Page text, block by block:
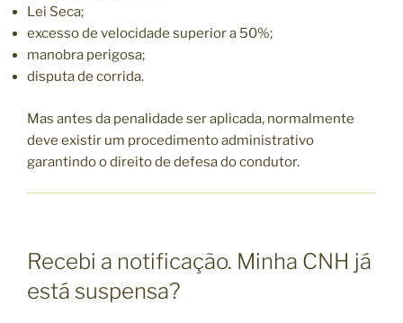
Lei Seca;
excesso de velocidade superior a 50%;
manobra perigosa;
disputa de corrida.
Mas antes da penalidade ser aplicada, normalmente
deve existir um procedimento administrativo
garantindo o direito de defesa do condutor.
Recebi a notificação. Minha CNH já
está suspensa?